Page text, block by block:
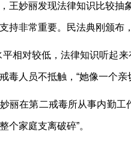
王妙丽发现法律知识比较抽
持非常重要。民法典刚颁布
平相对较低，法律知识听起
毒人员不抵触，“她像一个
丽在第二戒毒所从事内勤
个家庭支离破碎”。